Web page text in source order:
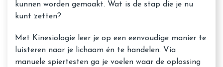
kunnen worden gemaakt. Wat is de stap die je nu
kunt zetten?
Met Kinesiologie leer je op een eenvoudige manier te
luisteren naar je lichaam én te handelen. Via
manuele spiertesten ga je voelen waar de oplossing